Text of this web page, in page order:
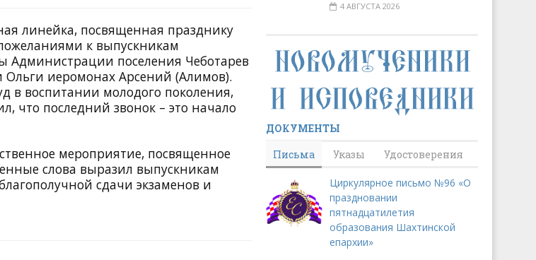
линейка, посвященная празднику
к выпускникам
Администрации поселения Чеботарев
Ольги иеромонах Арсений (Алимов).
в воспитании молодого поколения,
что последний звонок – это начало
мероприятие, посвященное
слова выразил выпускникам
сдачи экзаменов и
4 АВГУСТА 2026
ДОКУМЕНТЫ
Письма
Указы Удостоверения
Циркулярное письмо №96 «О
праздновании
пятнадцатилетия
образования Шахтинской
епархии»